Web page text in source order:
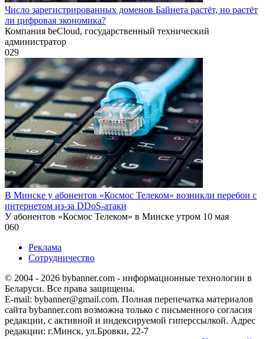
Число зарегистрированных доменов Байнета растёт, но растёт
ли цифровая экономика?
Компания beCloud, государственный технический
администратор
029
В Минске у абонентов «Космос Телеком» возникли перебои с
интернетом из-за DDoS-атаки
У абонентов «Космос Телеком» в Минске утром 10 мая
060
Реклама
Сотрудничество
© 2004 - 2026 bybanner.com - информационные технологии в
Беларуси. Все права защищены.
E-mail: bybanner@gmail.com. Полная перепечатка материалов
сайта bybanner.com возможна только с письменного согласия
редакции, с активной и индексируемой гиперссылкой. Адрес
редакции: г.Минск, ул.Бровки, 22-7